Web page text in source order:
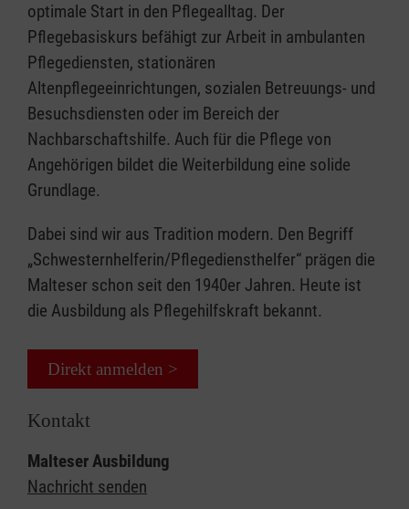
optimale Start in den Pflegealltag. Der
Pflegebasiskurs befähigt zur Arbeit in ambulanten
Pflegediensten, stationären
Altenpflegeeinrichtungen, sozialen Betreuungs- und
Besuchsdiensten oder im Bereich der
Nachbarschaftshilfe. Auch für die Pflege von
Angehörigen bildet die Weiterbildung eine solide
Grundlage.
Dabei sind wir aus Tradition modern. Den Begriff
„Schwesternhelferin/Pflegediensthelfer“ prägen die
Malteser schon seit den 1940er Jahren. Heute ist
die Ausbildung als Pflegehilfskraft bekannt.
Direkt anmelden >
Kontakt
Malteser Ausbildung
Nachricht senden